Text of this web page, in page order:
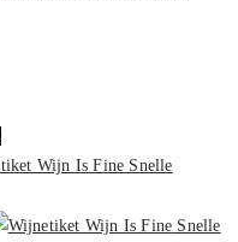
Snelle
Snelle